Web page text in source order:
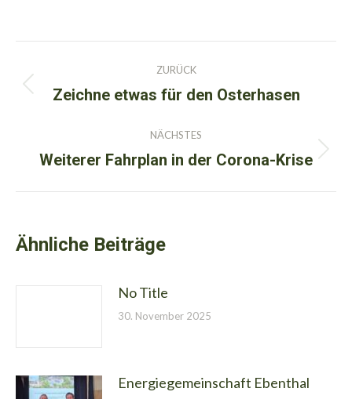
Kommentarnavigation
ZURÜCK
Vorheriger
Zeichne etwas für den Osterhasen
NÄCHSTES
Nächster
Weiterer Fahrplan in der Corona-Krise
Ähnliche Beiträge
No Title
30. November 2025
Energiegemeinschaft Ebenthal